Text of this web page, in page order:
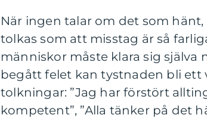
När ingen talar om det som
tolkas som att misstag är så
människor måste klara sig själva
begått felet kan tystnaden bli ett
tolkningar: ”Jag har förstört
kompetent”, ”Alla tänker på det